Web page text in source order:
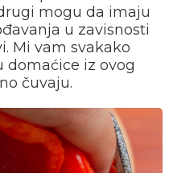
mogu da imaju
u zavisnosti
Mi vam svakako
domaćice iz ovog
čuvaju.